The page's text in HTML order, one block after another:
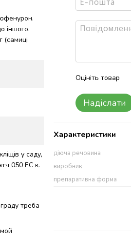
іншого.
(самиці
у саду,
050 ЕС к.
треба
Оцініть товар
Надіслати
Характеристики
діюча речовина
виробник
препаративна форма